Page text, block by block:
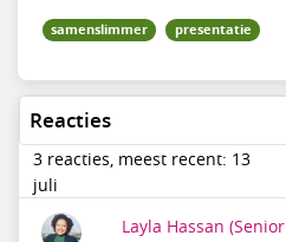
samenslimmer presentatie
Reacties
3 reacties, meest recent: 13
juli
Layla Hassan (Senior